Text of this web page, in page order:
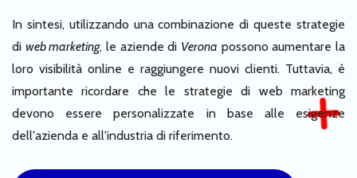
In sintesi, utilizzando una combinazione di queste strategie
di web marketing, le aziende di Verona possono aumentare la
loro visibilità online e raggiungere nuovi clienti. Tuttavia, è
importante ricordare che le strategie di web marketing
devono essere personalizzate in base alle esigenze
dell'azienda e all'industria di riferimento.